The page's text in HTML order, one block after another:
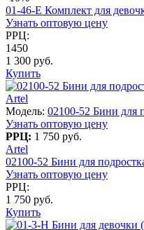
01-46-E Комплект для
Узнать оптовую цену
РРЦ:
1450
1 300 руб.
Купить
Artel
Модель: 02100-52 Бини для
Узнать оптовую цену
РРЦ: 1 750 руб.
Artel
02100-52 Бини для
Узнать оптовую цену
РРЦ:
1 750 руб.
Купить